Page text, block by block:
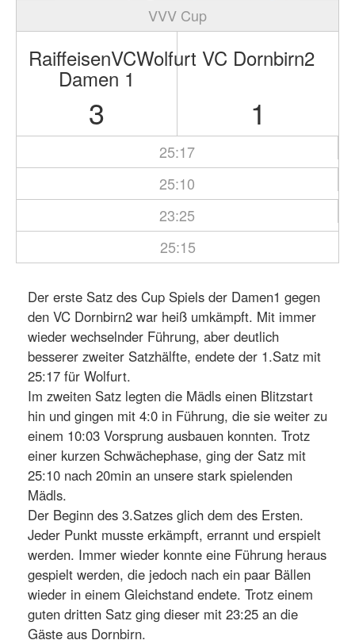
VVV Cup
RaiffeisenVCWolfurt
Damen 1
VC Dornbirn2
3 1
25:17
25:10
23:25
25:15
Der erste Satz des Cup Spiels der Damen1 gegen
den VC Dornbirn2 war heiß umkämpft. Mit immer
wieder wechselnder Führung, aber deutlich
besserer zweiter Satzhälfte, endete der 1.Satz mit
25:17 für Wolfurt.
Im zweiten Satz legten die Mädls einen Blitzstart
hin und gingen mit 4:0 in Führung, die sie weiter zu
einem 10:03 Vorsprung ausbauen konnten. Trotz
einer kurzen Schwächephase, ging der Satz mit
25:10 nach 20min an unsere stark spielenden
Mädls.
Der Beginn des 3.Satzes glich dem des Ersten.
Jeder Punkt musste erkämpft, errannt und erspielt
werden. Immer wieder konnte eine Führung heraus
gespielt werden, die jedoch nach ein paar Bällen
wieder in einem Gleichstand endete. Trotz einem
guten dritten Satz ging dieser mit 23:25 an die
Gäste aus Dornbirn.